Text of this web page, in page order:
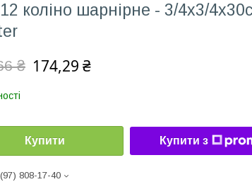
коліно шарнірне - 3/4х3/
₴ 174,29 ₴
Купити Купити з
808-17-40